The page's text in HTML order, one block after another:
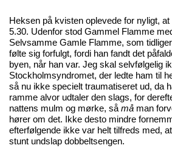
Heksen på kvisten oplevede for nyligt, at
5.30. Udenfor stod Gammel Flamme
Selvsamme Gamle Flamme, som
følte sig forfulgt, fordi han fandt det
byen, når han var. Jeg skal selvfølgelig
Stockholmsyndromet, der ledte ham til
så nu ikke specielt traumatiseret ud, da
ramme alvor udtaler den slags, for
nattens mulm og mørke, såmåman
hører om det. Ikke desto mindre
efterfølgende ikke var helt tilfreds med,
stunt undslap dobbeltsengen.